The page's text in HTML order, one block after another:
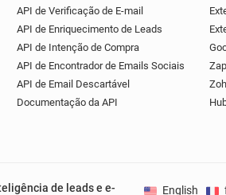
API de Verificação de E-mail
API de Enriquecimento de Leads
API de Intenção de Compra
API de Encontrador de Emails Sociais
API de Email Descartável
Documentação da API
de leads e e-
English